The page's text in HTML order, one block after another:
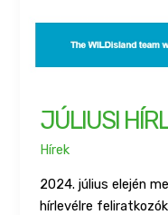
JÚLIUSI
Hírek
2024. július elején
hírlevélre